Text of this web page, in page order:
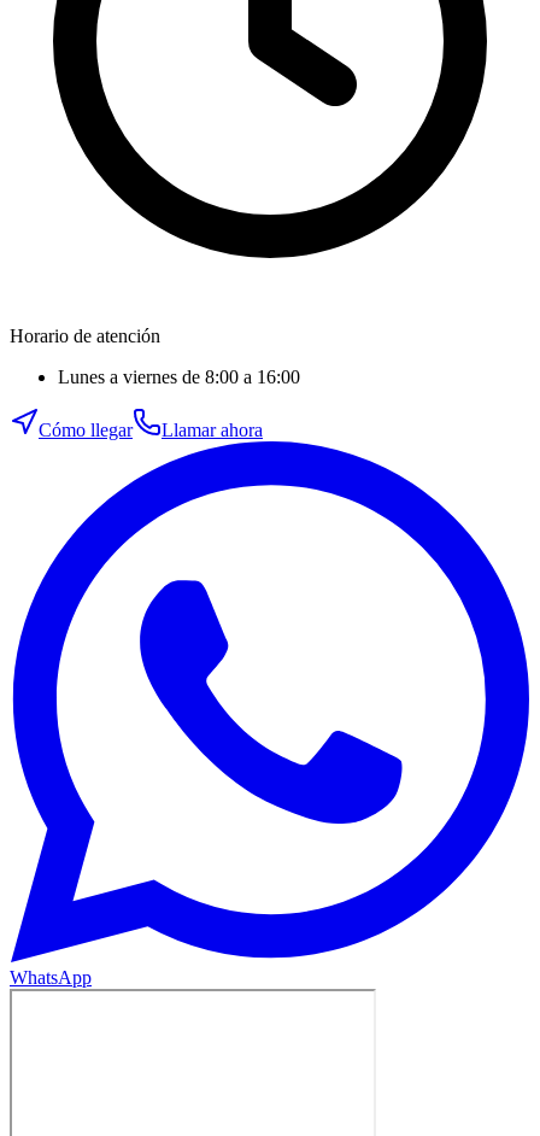
Horario de atención
Lunes a viernes de 8:00 a 16:00
Cómo llegar Llamar ahora
WhatsApp